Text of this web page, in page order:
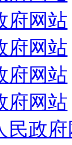
府网站
府网站
府网站
府网站
民政